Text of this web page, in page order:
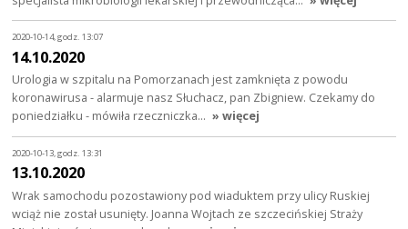
2020-10-14, godz. 13:07
14.10.2020
Urologia w szpitalu na Pomorzanach jest zamknięta z powodu
koronawirusa - alarmuje nasz Słuchacz, pan Zbigniew. Czekamy do
poniedziałku - mówiła rzeczniczka… » więcej
2020-10-13, godz. 13:31
13.10.2020
Wrak samochodu pozostawiony pod wiaduktem przy ulicy Ruskiej
wciąż nie został usunięty. Joanna Wojtach ze szczecińskiej Straży